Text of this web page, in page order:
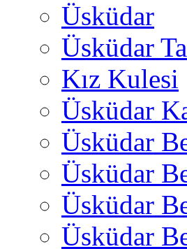
Üsküdar
Üsküdar
Kız Kulesi
Üsküdar
Üsküdar
Üsküdar
Üsküdar
Üsküdar